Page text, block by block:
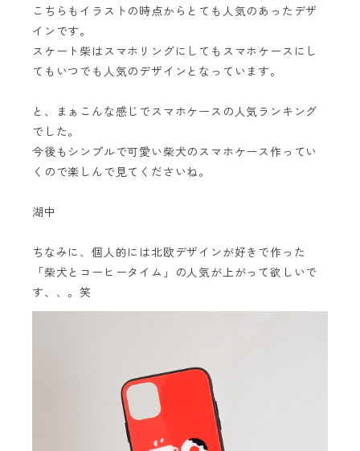
こちらもイラストの時点からとても人気のあったデザ
インです。
スケート柴はスマホリングにしてもスマホケースにし
てもいつでも人気のデザインとなっています。
と、まぁこんな感じでスマホケースの人気ランキング
でした。
今後もシンプルで可愛い柴犬のスマホケース作ってい
くので楽しんで見てくださいね。
湖中
ちなみに、個人的には北欧デザインが好きで作った
「柴犬とコーヒータイム」の人気が上がって欲しいで
す、、。笑